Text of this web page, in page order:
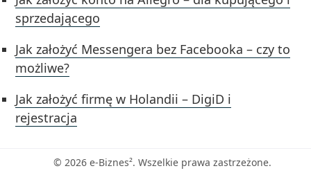
sprzedającego
Jak założyć Messengera bez Facebooka – czy to
możliwe?
Jak założyć firmę w Holandii – DigiD i
rejestracja
© 2026 e-Biznes². Wszelkie prawa zastrzeżone.